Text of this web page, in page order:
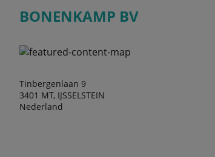
BONENKAMP BV
Tinbergenlaan 9
3401 MT, IJSSELSTEIN
Nederland